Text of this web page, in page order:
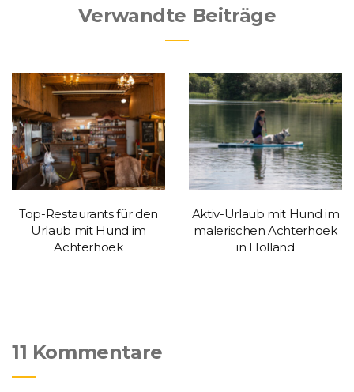
Verwandte Beiträge
Top-Restaurants für den
Urlaub mit Hund im
Achterhoek
Aktiv-Urlaub mit Hund im
malerischen Achterhoek
in Holland
11 Kommentare